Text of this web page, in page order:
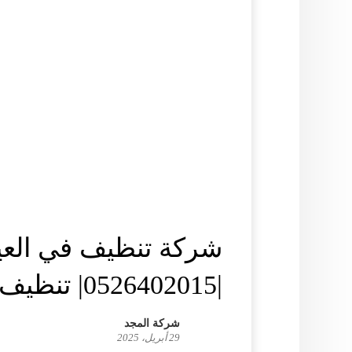
شركة تنظيف في
|0526402015| تنظيف فلل
شركة المجد
29 أبريل، 2025